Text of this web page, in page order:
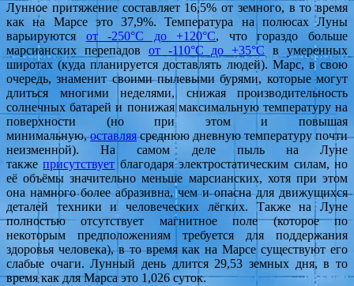
Лунное притяжение составляет 16,5% от земного, в то время
как на Марсе это 37,9%. Температура на полюсах Луны
варьируются от -250°C до +120°C, что гораздо больше
марсианских перепадов от -110°C до +35°Cв умеренных
широтах (куда планируется доставлять людей). Марс, в свою
очередь, знаменит своими пылевыми бурями, которые могут
длиться многими неделями, снижая производительность
солнечных батарей и понижая максимальную температуру на
поверхности (но при этом и повышая
минимальную,оставляясреднюю дневную температуру почти
неизменной). На самом деле пыль на Луне
такжеприсутствует благодаря электростатическим силам, но
её объёмы значительно меньше марсианских, хотя при этом
она намного более абразивна, чем и опасна для движущихся
деталей техники и человеческих лёгких. Также на Луне
полностью отсутствует магнитное поле (которое по
некоторым предположениям требуется для поддержания
здоровья человека), в то время как на Марсе существуют его
слабые очаги. Лунный день длится 29,53 земных дня, в то
время как для Марса это 1,026 суток.